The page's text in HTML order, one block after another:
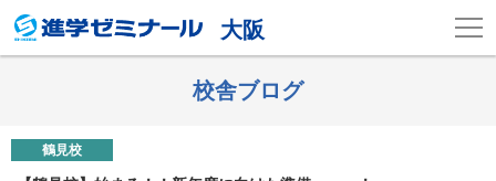
大阪
校舎ブログ
鶴見校